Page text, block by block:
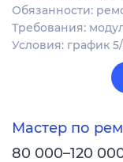
Обязанности:
Требования:
Условия: грaфик
Мастер по
80 000–120